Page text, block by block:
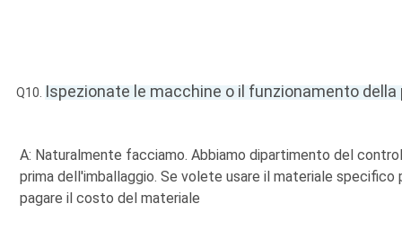
Q10. Ispezionate le macchine o il funzionamento
A: Naturalmente facciamo. Abbiamo dipartimento del
prima dell'imballaggio. Se volete usare il materiale
pagare il costo del materiale